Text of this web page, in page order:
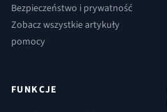
Bezpieczeństwo i prywatność
Zobacz wszystkie artykuły
pomocy
FUNKCJE